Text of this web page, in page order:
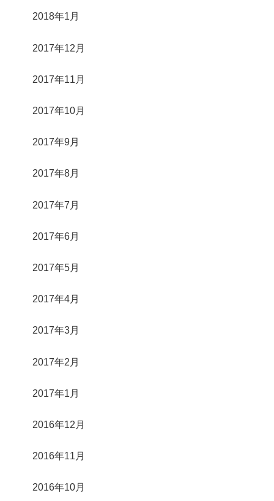
2018年1月
2017年12月
2017年11月
2017年10月
2017年9月
2017年8月
2017年7月
2017年6月
2017年5月
2017年4月
2017年3月
2017年2月
2017年1月
2016年12月
2016年11月
2016年10月